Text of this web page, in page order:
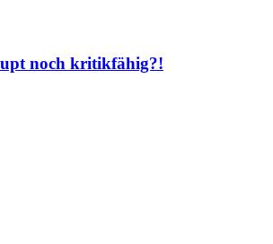
noch kritikfähig?!